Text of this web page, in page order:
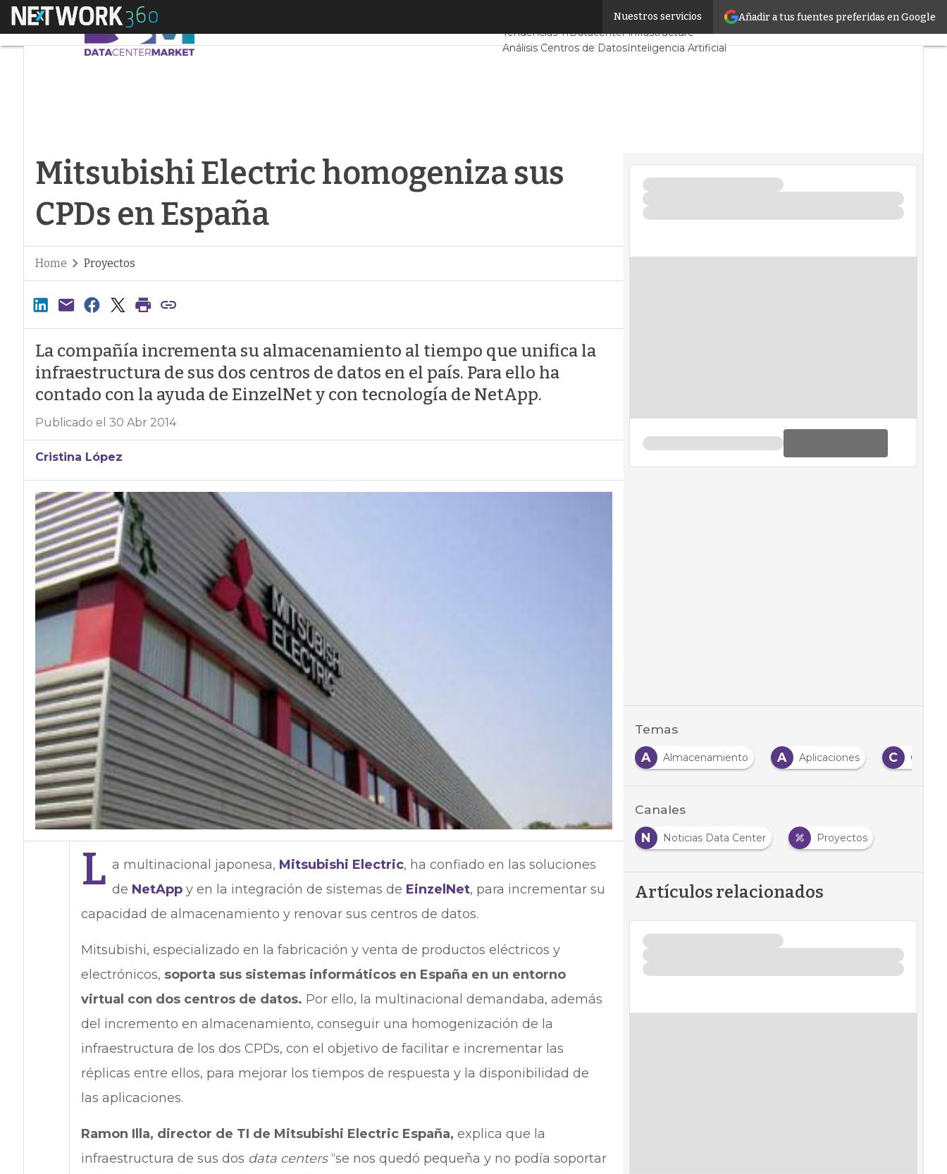
Añadir a tus fuentes preferidas en Google
Nuestros servicios
Menú Servidores CPD y MercadoProyectosSostenibilidad
Tendencias TIDatacenter infrastructure
Análisis Centros de DatosInteligencia Artificial
Mitsubishi Electric homogeniza sus
CPDs en España
Home Proyectos
La compañía incrementa su almacenamiento al tiempo que unifica la
infraestructura de sus dos centros de datos en el país. Para ello ha
contado con la ayuda de EinzelNet y con tecnología de NetApp.
Publicado el 30 Abr 2014
Cristina López
L a multinacional japonesa, Mitsubishi Electric, ha confiado en las soluciones
de NetAppy en la integración de sistemas de EinzelNet, para incrementar su
capacidad de almacenamiento y renovar sus centros de datos.
Mitsubishi, especializado en la fabricación y venta de productos eléctricos y
electrónicos, soporta sus sistemas informáticos en España en un entorno
virtual con dos centros de datos. Por ello, la multinacional demandaba, además
del incremento en almacenamiento, conseguir una homogenización de la
infraestructura de los dos CPDs, con el objetivo de facilitar e incrementar las
réplicas entre ellos, para mejorar los tiempos de respuesta y la disponibilidad de
las aplicaciones.
Ramon Illa, director de TI de Mitsubishi Electric España, explica que la
infraestructura de sus dos data centers“se nos quedó pequeña y no podía soportar
Temas
A Almacenamiento A Aplicaciones C
Canales
N
Noticias Data Center Proyectos
Artículos relacionados